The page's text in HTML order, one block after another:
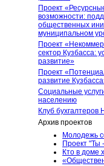
Проект
возможности:
общественных
муниципальном
Проект
сектор Кузбасса:
развитие»
Проект
развитие
Социальные
населению
Клуб бухгалтеров
Архив проектов
Молодежь
Проект "Ты
Кто в доме